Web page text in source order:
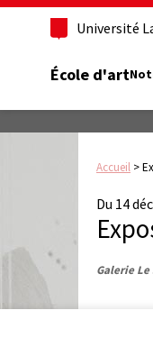
Université
École d'art
Accueil >
Du 14
Galerie Le